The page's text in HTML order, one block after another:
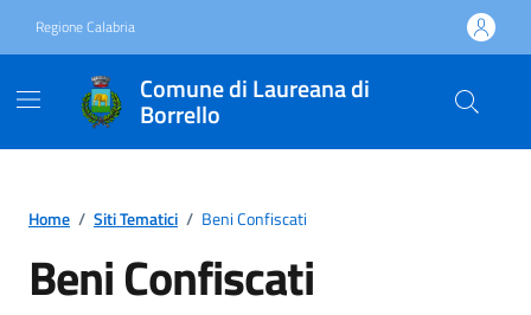
Regione Calabria
Comune di Laureana di
Borrello
Home / Siti Tematici / Beni Confiscati
Beni Confiscati